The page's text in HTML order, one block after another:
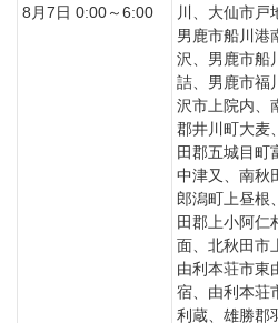
8月7日 0:00～6:00
川、大仙市戸
男鹿市船川港
沢、男鹿市船
詰、男鹿市福
沢市上院内、
郡井川町大麦
田郡五城目町
中津又、南秋
郎潟町上昼根
田郡上小阿仁
面、北秋田市
由利本荘市東
宿、由利本荘
利蔵、雄勝郡